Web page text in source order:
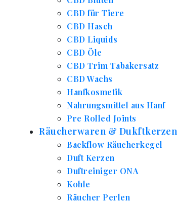
CBD für Tiere
CBD Hasch
CBD Liquids
CBD Öle
CBD Trim Tabakersatz
CBD Wachs
Hanfkosmetik
Nahrungsmittel aus Hanf
Pre Rolled Joints
Räucherwaren & Dukftkerzen
Backflow Räucherkegel
Duft Kerzen
Duftreiniger ONA
Kohle
Räucher Perlen